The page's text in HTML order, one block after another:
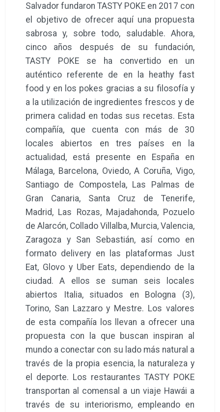
Salvador fundaron TASTY POKE en 2017 con
el objetivo de ofrecer aquí una propuesta
sabrosa y, sobre todo, saludable. Ahora,
cinco años después de su fundación,
TASTY POKE se ha convertido en un
auténtico referente de en la heathy fast
food y en los pokes gracias a su filosofía y
a la utilización de ingredientes frescos y de
primera calidad en todas sus recetas. Esta
compañía, que cuenta con más de 30
locales abiertos en tres países en la
actualidad, está presente en España en
Málaga, Barcelona, Oviedo, A Coruña, Vigo,
Santiago de Compostela, Las Palmas de
Gran Canaria, Santa Cruz de Tenerife,
Madrid, Las Rozas, Majadahonda, Pozuelo
de Alarcón, Collado Villalba, Murcia, Valencia,
Zaragoza y San Sebastián, así como en
formato delivery en las plataformas Just
Eat, Glovo y Uber Eats, dependiendo de la
ciudad. A ellos se suman seis locales
abiertos Italia, situados en Bologna (3),
Torino, San Lazzaro y Mestre. Los valores
de esta compañía los llevan a ofrecer una
propuesta con la que buscan inspiran al
mundo a conectar con su lado más natural a
través de la propia esencia, la naturaleza y
el deporte. Los restaurantes TASTY POKE
transportan al comensal a un viaje Hawái a
través de su interiorismo, empleando en